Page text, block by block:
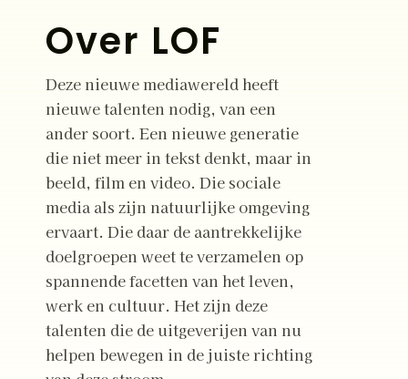
Over LOF
Deze nieuwe mediawereld heeft
nieuwe talenten nodig, van een
ander soort. Een nieuwe generatie
die niet meer in tekst denkt, maar in
beeld, film en video. Die sociale
media als zijn natuurlijke omgeving
ervaart. Die daar de aantrekkelijke
doelgroepen weet te verzamelen op
spannende facetten van het leven,
werk en cultuur. Het zijn deze
talenten die de uitgeverijen van nu
helpen bewegen in de juiste richting